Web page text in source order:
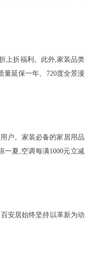
上折福利。此外,家装品类
量延保一年、720度全景漫
户。家装必备的家居用品
一夏,空调每满1000元立减
安居始终坚持以革新为动